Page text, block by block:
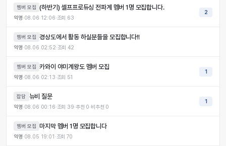
멤버 모집 (하반기) 셀프프로듀싱 전파계 멤버 1명 모집합니다.
익명·08.06 12:06·조회 63
2
멤버 모집 경상도에서 활동 하실분들을 모집합니다!!
익명·08.06 02:52·조회42
멤버 모집 카와이 야미계왕도 멤버 모집
익명·08.06 02:13·조회 51
1
잡담 뉴비 질문
익명·08.06 00:16·조회 39·추천 0·비추천 0
1
멤버 모집 마지막 멤버 1명 모집합니다
익명·08.05 19:01 ·조회70